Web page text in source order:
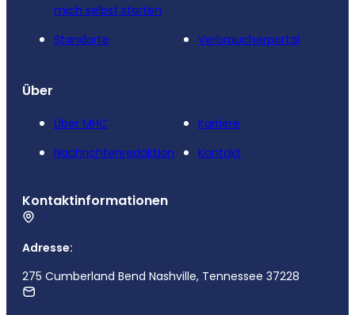
mich selbst starten
Standorte Verbraucherportal
Über
Über MHC
Karriere
Nachrichtenredaktion
Kontakt
Kontaktinformationen
Adresse:
275 Cumberland Bend Nashville, Tennessee 37228